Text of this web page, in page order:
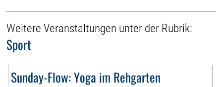
Weitere Veranstaltungen unter der Rubrik:
Sport
Sunday-Flow: Yoga im Rehgarten